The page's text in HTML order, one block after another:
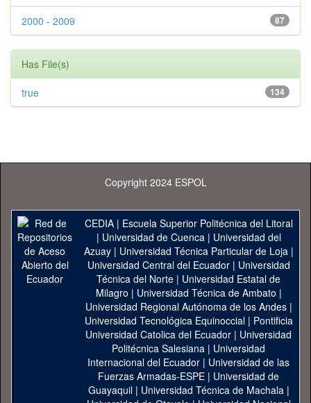
87
2000 - 2009
Has File(s)
134
true
Copyright 2024 ESPOL
CEDIA| Escuela Superior Politécnica del Litoral
| Universidad de Cuenca| Universidad del
Azuay| Universidad Técnica Particular de Loja|
Universidad Central del Ecuador| Universidad
Técnica del Norte | Universidad Estatal de
Milagro | Universidad Técnica de Ambato |
Universidad Regional Autónoma de los Andes|
Universidad Tecnológica Equinoccial| Pontificia
Universidad Catolica del Ecuador | Universidad
Politécnica Salesiana | Universidad
Internacional del Ecuador | Universidad de las
Fuerzas Armadas-ESPE | Universidad de
Guayaquil| Universidad Técnica de Machala|